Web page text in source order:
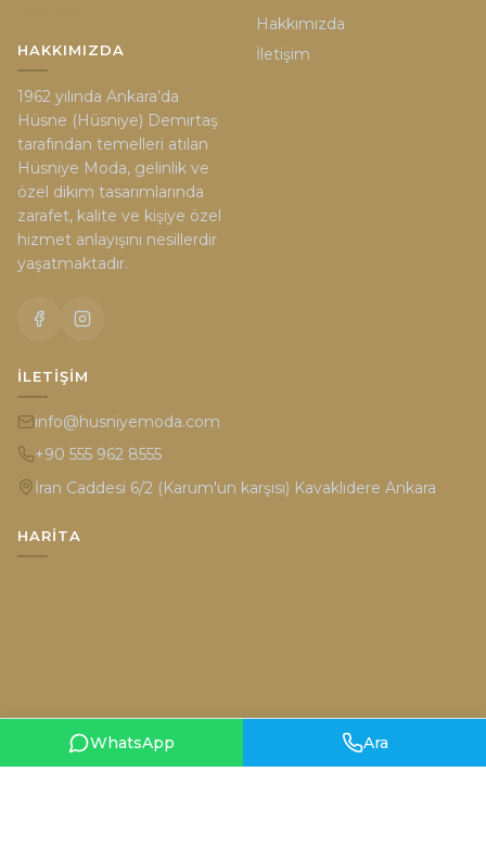
HAKKIMIZDA
1962 yılında Ankara’da
Hüsne (Hüsniye) Demirtaş
tarafından temelleri atılan
Hüsniye Moda, gelinlik ve
özel dikim tasarımlarında
zarafet, kalite ve kişiye özel
hizmet anlayışını nesillerdir
yaşatmaktadır.
Hakkımızda
İletişim
İLETIŞIM
info@husniyemoda.com
+90 555 962 8555
İran Caddesi 6/2 (Karum'un karşısı) Kavaklıdere Ankara
HARITA